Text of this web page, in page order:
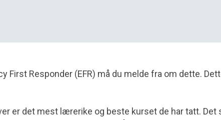
First Responder (EFR) må du melde fra om dette.
er det mest lærerike og beste kurset de har tatt. Det